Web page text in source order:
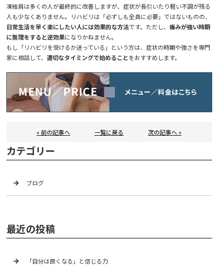
凍結肩は多くの人が最終的に改善しますが、症状が長引いたり軽い不調が残る
人も少なくありません。リハビリは「必ずしも全員に必要」ではないものの、
日常生活を早く楽にしたい人には効果的な方法です。ただし、 痛みが強い時期
に無理をすると逆効果になりかねません。
もし「リハビリを受けるか迷っている」という方は、症状の時期や強さを専門
家に相談して、 適切なタイミングで始めることをおすすめします。
« 前の記事へ 一覧に戻る 次の記事へ »
カテゴリー
ブログ
最近の投稿
「自分は良くなる」と信じる力